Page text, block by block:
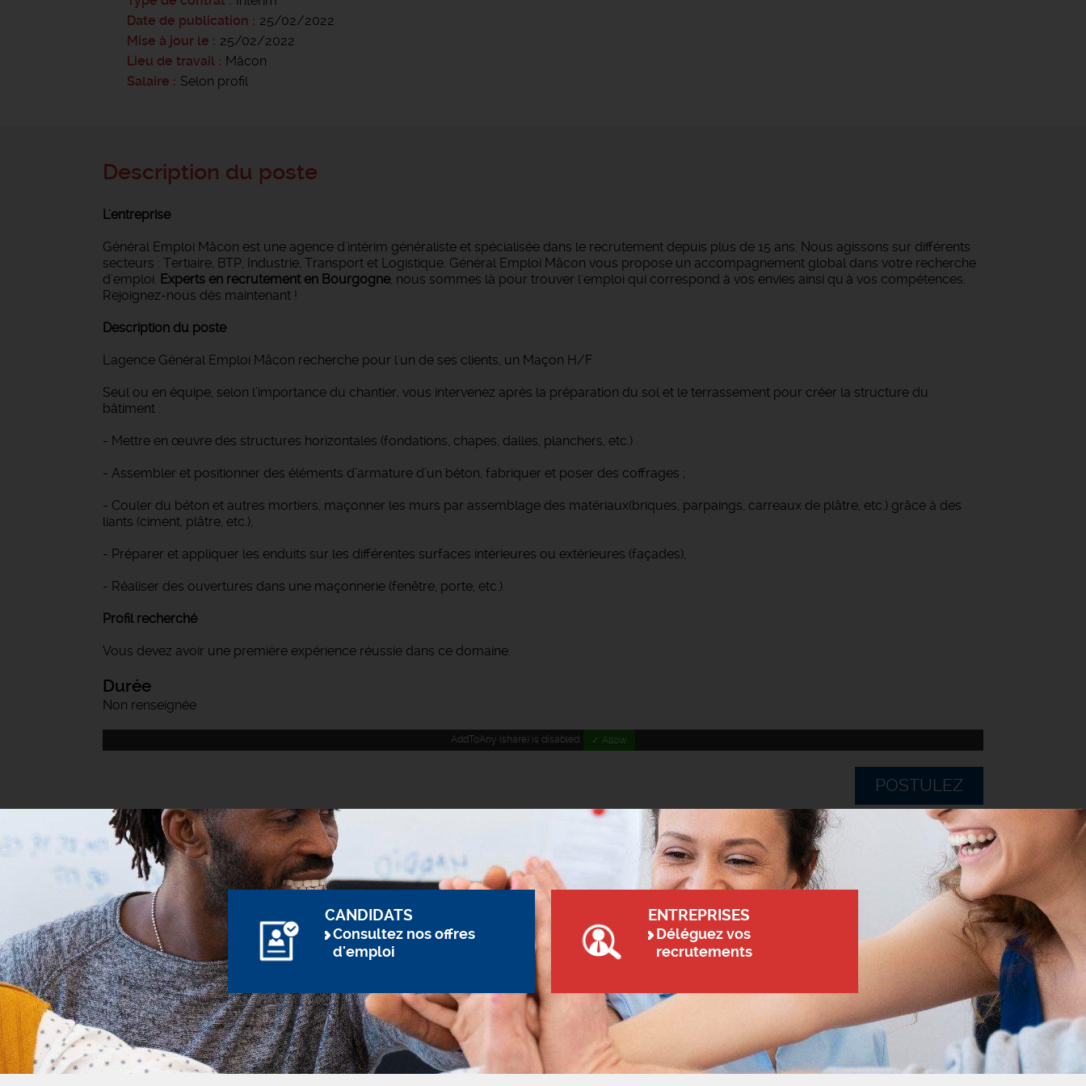
Date de publication
25/02/2022
Mise à jour le
25/02/2022
Lieu de travail
Mâcon
Salaire
Selon profil
Description du poste
L'entreprise
Général Emploi Mâcon est une agence d'intérim généraliste et spécialisée dans le recrutement depuis plus de 15 ans. Nous agissons sur différents
secteurs : Tertiaire, BTP, Industrie, Transport et Logistique. Général Emploi Mâcon vous propose un accompagnement global dans votre recherche
d'emploi. Experts en recrutement en Bourgogne, nous sommes là pour trouver l'emploi qui correspond à vos envies ainsi qu'à vos compétences.
Rejoignez-nous dès maintenant !
Description du poste
L'agence Général Emploi Mâcon recherche pour l'un de ses clients, un Maçon H/F
Seul ou en équipe, selon l’importance du chantier, vous intervenez après la préparation du sol et le terrassement pour créer la structure du
bâtiment :
- Mettre en œuvre des structures horizontales (fondations, chapes, dalles, planchers, etc.)
- Assembler et positionner des éléments d’armature d’un béton, fabriquer et poser des coffrages ;
- Couler du béton et autres mortiers, maçonner les murs par assemblage des matériaux(briques, parpaings, carreaux de plâtre, etc.) grâce à des
liants (ciment, plâtre, etc.),
- Préparer et appliquer les enduits sur les différentes surfaces intérieures ou extérieures (façades),
- Réaliser des ouvertures dans une maçonnerie (fenêtre, porte, etc.).
Profil recherché
Vous devez avoir une première expérience réussie dans ce domaine.
Durée
Non renseignée
AddToAny (share) is disabled. ✓ Allow
POSTULEZ
CANDIDATS
Consultez nos offres
d'emploi
ENTREPRISES
Déléguez vos
recrutements